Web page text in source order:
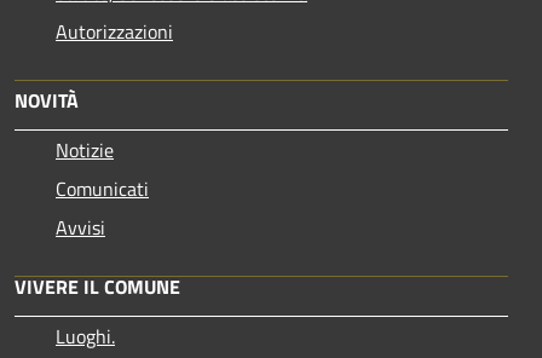
Autorizzazioni
NOVITÀ
Notizie
Comunicati
Avvisi
VIVERE IL COMUNE
Luoghi.